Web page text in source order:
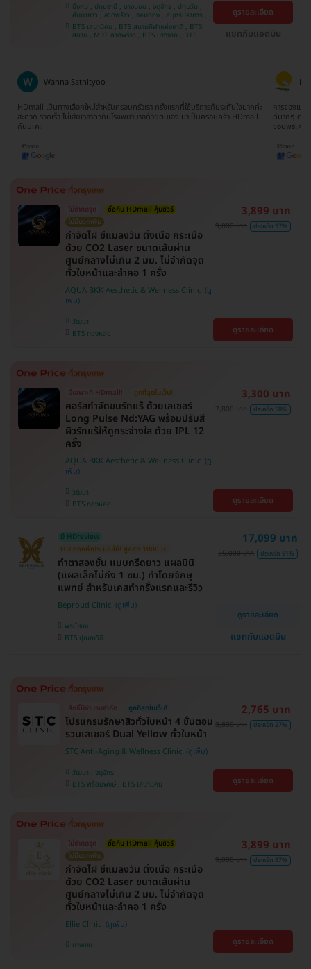
บึงกุ่ม , ปทุมธานี , บางบอน , จตุจักร , ปทุมวัน ,
คันนายาว , ลาดพร้าว , จอมทอง , สมุทรปราการ ,
พระโขนง , พญาไท , ราษฎร์บูรณะ , หนองแขม ,
ภาษีเจริญ , บางรัก , ราชเทวี , บางนา , บริการถึง
บ้าน , คลองเตย , ตลิ่งชัน
BTS เสนานิคม , BTS สนามกีฬาแห่งชาติ , BTS
สยาม , MRT ลาดพร้าว , BTS บางจาก , BTS
ดูรายละเอียด
แชทกับแอดมิน
การจองแพ็คเกจเข้าใจง่ายมากๆไม่ยุ่งยากเลยค่ะ ทีมงานน้องจิ๊บให้บริการประสานงาน
ดีมากๆ ติดต่อและสอบถามให้ข้อมูลรวดเร็วทันใจ ประทับใจมากๆจริงๆค่ะ
ขอบพระคุณนะคะ
Ratima Choodej
จองตอนห้า
ยากเลย ร
ไม่จำกัดจุด
ซื้อกับ HDmall คุ้มชัวร์
ไม่มีบวกเพิ่ม
กำจัดไฝ ขี้แมลงวัน ติ่งเนื้อ กระเนื้อ
ด้วย CO2 Laser ขนาดเส้นผ่าน
ศูนย์กลางไม่เกิน 2 มม. ไม่จำกัดจุด
ทั่วใบหน้าและลำคอ 1 ครั้ง
AQUA BKK Aesthetic & Wellness Clinic
วัฒนา
BTS ทองหล่อ
3,899 บาท
9,000 บาท ประหยัด 57%
ดูรายละเอียด
มีเฉพาะที่ HDmall! ถูกที่สุดในเว็บ!
คอร์สกำจัดขนรักแร้ ด้วยเลเซอร์
Long Pulse Nd:YAG พร้อมปรับสี
ผิวรักแร้ให้ดูกระจ่างใส ด้วย IPL 12
ครั้ง
AQUA BKK Aesthetic & Wellness Clinic
วัฒนา
BTS ทองหล่อ
3,300 บาท
7,800 บาท ประหยัด 58%
ดูรายละเอียด
มี HDreview
HD ออกค่าประเมินให้! สูงสุด 1000 บ.
ทำตาสองชั้น แบบกรีดยาว แผลมินิ
(แผลเล็กไม่ถึง 1 ซม.) ทำโดยจักษุ
แพทย์ สำหรับเคสทำครั้งแรกและรีวิว
Beproud Clinic
พระโขนง
BTS ปุณณวิถี
17,099 บาท
35,000 บาท ประหยัด 51%
ดูรายละเอียด
แชทกับแอดมิน
สิทธิ์มีจำนวนจำกัด ถูกที่สุดในเว็บ!
โปรแกรมรักษาสิวทั่วใบหน้า 4 ขั้นตอน
รวมเลเซอร์ Dual Yellow ทั่วใบหน้า
STC Anti-Aging & Wellness Clinic
วัฒนา , จตุจักร
BTS พร้อมพงษ์ , BTS เสนานิคม
2,765 บาท
3,800 บาท ประหยัด 27%
ดูรายละเอียด
ไม่จำกัดจุด
ซื้อกับ HDmall คุ้มชัวร์
ไม่มีบวกเพิ่ม
กำจัดไฝ ขี้แมลงวัน ติ่งเนื้อ กระเนื้อ
ด้วย CO2 Laser ขนาดเส้นผ่าน
ศูนย์กลางไม่เกิน 2 มม. ไม่จำกัดจุด
ทั่วใบหน้าและลำคอ 1 ครั้ง
Ellie Clinic
บางเขน
3,899 บาท
9,000 บาท ประหยัด 57%
ดูรายละเอียด